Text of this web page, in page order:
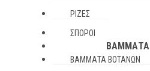
ΡΊΖΕΣ
ΣΠΌΡΟΙ
ΒΆΜΜΑΤΑ
ΒΆΜΜΑΤΑ ΒΟΤΆΝΩΝ